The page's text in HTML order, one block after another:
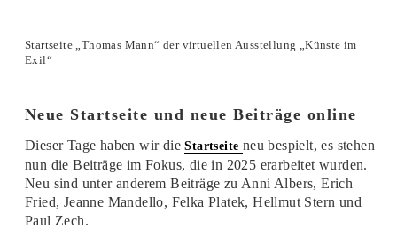
Startseite „Thomas Mann“ der virtuellen Ausstellung „Künste im
Exil“
Neue Startseite und neue Beiträge online
Dieser Tage haben wir dieStartseite neu bespielt, es stehen
nun die Beiträge im Fokus, die in 2025 erarbeitet wurden.
Neu sind unter anderem Beiträge zu Anni Albers, Erich
Fried, Jeanne Mandello, Felka Platek, Hellmut Stern und
Paul Zech.